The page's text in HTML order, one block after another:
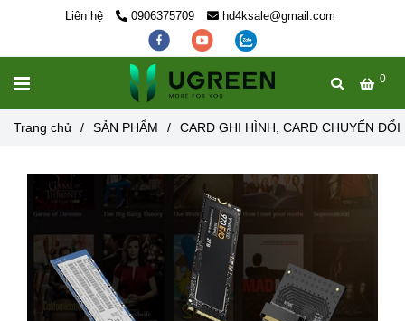
Liên hệ 0906375709 hd4ksale@gmail.com
0
Trang chủ / SẢN PHẨM / CARD GHI HÌNH, CARD CHUYỂN ĐỔI